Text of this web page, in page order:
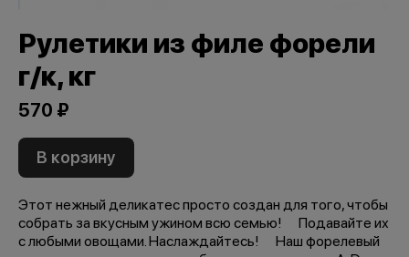
Рулетики из филе форели
г/к, кг
570 ₽
В корзину
Этот нежный деликатес просто создан для того, чтобы
собрать за вкусным ужином всю семью! ⠀ Подавайте их
с любыми овощами. Наслаждайтесь! ⠀ Наш форелевый